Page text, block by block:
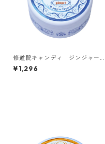
修道院キャンディ ジンジャー
※シュガーフリー／カマルドリ修
道院（イタリア）
¥1,296